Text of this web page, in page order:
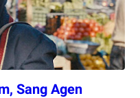
Sang Agen